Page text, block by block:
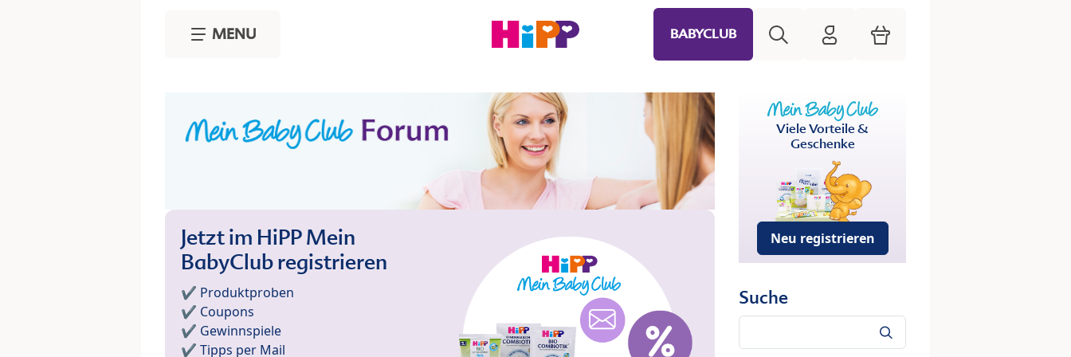
MENU BABYCLUB HiPP Mein Babyclub
Warenkorb
Jetzt im HiPP Mein
BabyClub registrieren
✔️ Produktproben
✔️ Coupons
✔️ Gewinnspiele
✔️ Tipps per Mail
Viele Vorteile &
Geschenke
Neu registrieren
Suche